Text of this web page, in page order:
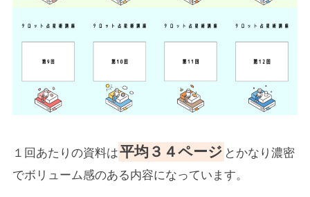
１回あたりの資料は平均３４ページ とかなり濃密
でボリューム感のある内容になっています。